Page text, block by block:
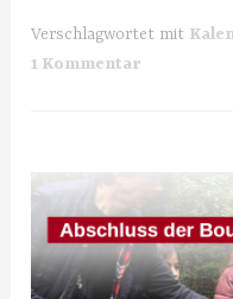
Verschlagwortet mit
1 Kommentar